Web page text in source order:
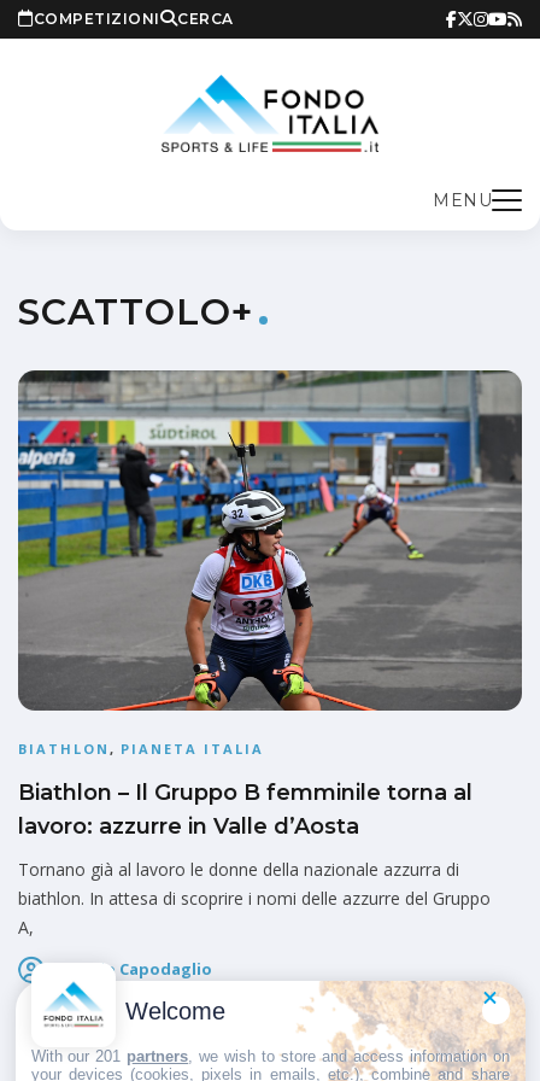
COMPETIZIONI CERCA
MENU
SCATTOLO+
BIATHLON , PIANETA ITALIA
Biathlon – Il Gruppo B femminile torna al
lavoro: azzurre in Valle d’Aosta
Tornano già al lavoro le donne della nazionale azzurra di
biathlon. In attesa di scoprire i nomi delle azzurre del Gruppo
A,
Giorgio Capodaglio
Pubblicato il
Welcome
With our 201 partners , we wish to store and access information on
your devices (cookies, pixels in emails, etc.), combine and share